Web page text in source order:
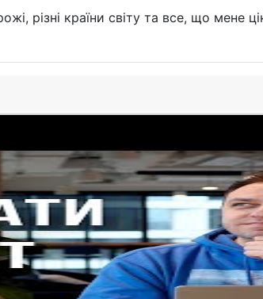
різні країни світу та все, що мене